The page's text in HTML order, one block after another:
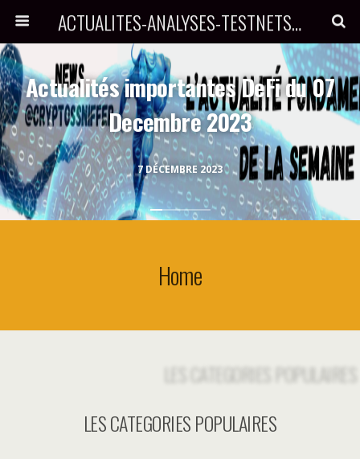
ACTUALITES-ANALYSES-TESTNETS-AIRDROPS PAR CRYPTOSNIFFER
7 DÉCEMBRE 2023
Actualités importantes DeFi du 07
Decembre 2023
Home
LES CATEGORIES POPULAIRES